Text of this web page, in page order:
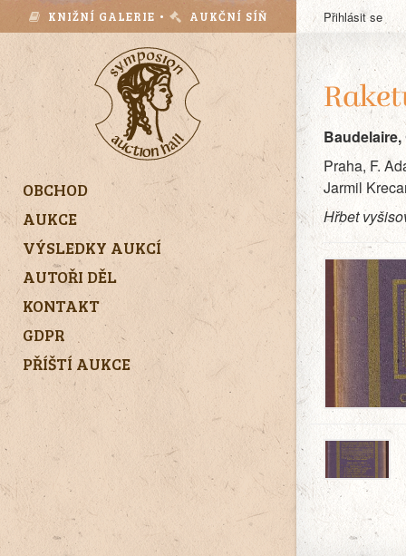
KNIŽNÍ GALERIE • AUKČNÍ SÍŇ
OBCHOD
AUKCE
VÝSLEDKY AUKCÍ
AUTOŘI DĚL
KONTAKT
GDPR
PŘÍŠTÍ AUKCE
Přihlásit se
Praha, F.
Jarmil
Hřbet